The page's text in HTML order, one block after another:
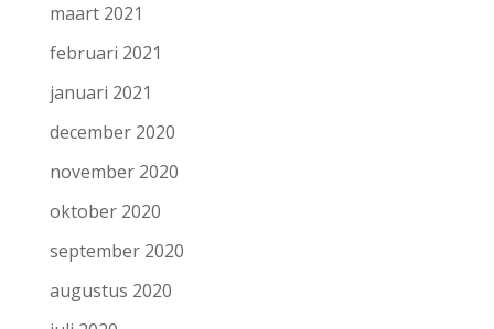
maart 2021
februari 2021
januari 2021
december 2020
november 2020
oktober 2020
september 2020
augustus 2020